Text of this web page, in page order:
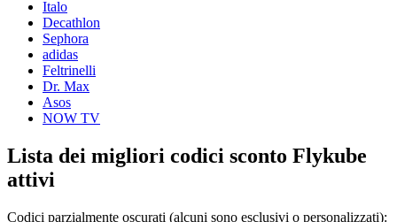
Italo
Decathlon
Sephora
adidas
Feltrinelli
Dr. Max
Asos
NOW TV
Lista dei migliori codici sconto Flykube
attivi
Codici parzialmente oscurati (alcuni sono esclusivi o personalizzati):